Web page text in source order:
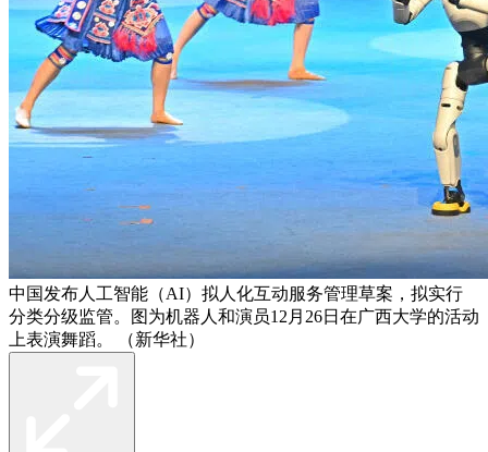
中国发布人工智能（AI）拟人化互动服务管理草案，拟实行
分类分级监管。图为机器人和演员12月26日在广西大学的活动
上表演舞蹈。 （新华社）